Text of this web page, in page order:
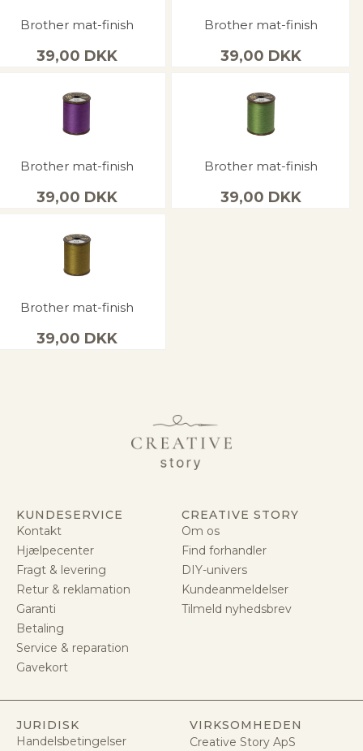
Brother mat-finish
39,00 DKK
Brother mat-finish
39,00 DKK
Brother mat-finish
39,00 DKK
Brother mat-finish
39,00 DKK
Brother mat-finish
39,00 DKK
KUNDESERVICE
Kontakt
Hjælpecenter
Fragt & levering
Retur & reklamation
Garanti
Betaling
Service & reparation
Gavekort
CREATIVE STORY
Om os
Find forhandler
DIY-univers
Kundeanmeldelser
Tilmeld nyhedsbrev
JURIDISK
Handelsbetingelser
VIRKSOMHEDEN
Creative Story ApS